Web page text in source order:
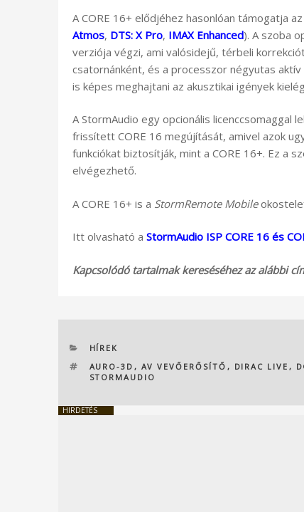
A CORE 16+ elődjéhez hasonlóan támogatja
Atmos, DTS: X Pro, IMAX Enhanced). A szoba
verziója végzi, ami valósidejű, térbeli
csatornánként, és a processzor négyutas
is képes meghajtani az akusztikai igények
A StormAudio egy opcionális
frissített CORE 16 megújítását, amivel azok
funkciókat biztosítják, mint a CORE 16+. Ez a
elvégezhető.
A CORE 16+ is a StormRemote Mobile
Itt olvasható a StormAudio ISP CORE 16 és
Kapcsolódó tartalmak kereséséhez az alábbi
KATEGÓRIÁK
HÍREK
CÍMKÉK
AURO-3D , AV VEVŐERŐSÍTŐ , DIRAC LIVE ,
STORMAUDIO
HIRDETÉS